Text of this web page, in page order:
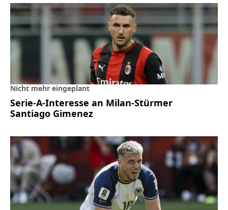
Nicht mehr eingeplant
Serie-A-Interesse an Milan-Stürmer
Santiago Gimenez